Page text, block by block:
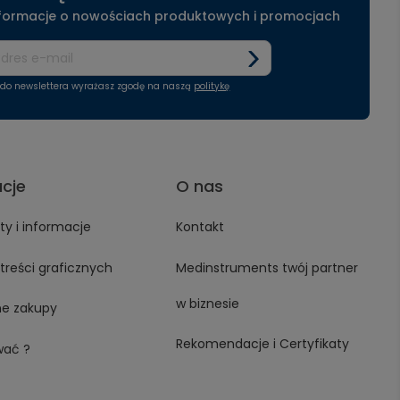
o nowościach produktowych i promocjach
newslettera wyrażasz zgodę na naszą politykę
i informacje
graficznych
zakupy
?
O nas
Kontakt
Medinstruments twój partner
w biznesie
Rekomendacje i Certyfikaty